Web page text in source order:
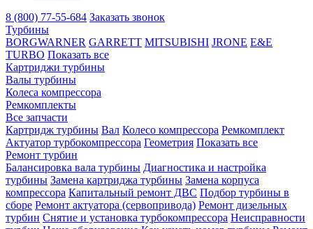
8 (800) 77-55-684 Заказать звонок
Турбины
BORGWARNER GARRETT MITSUBISHI JRONE E&E
TURBO Показать все
Картриджи турбины
Валы турбины
Колеса компрессора
Ремкомплекты
Все запчасти
Картридж турбины Вал Колесо компрессора Ремкомплект
Актуатор турбокомпрессора Геометрия Показать все
Ремонт турбин
Балансировка вала турбины Диагностика и настройка
турбины Замена картриджа турбины Замена корпуса
компрессора Капитальный ремонт ДВС Подбор турбины в
сборе Ремонт актуатора (сервопривода) Ремонт дизельных
турбин Снятие и установка турбокомпрессора Неисправности